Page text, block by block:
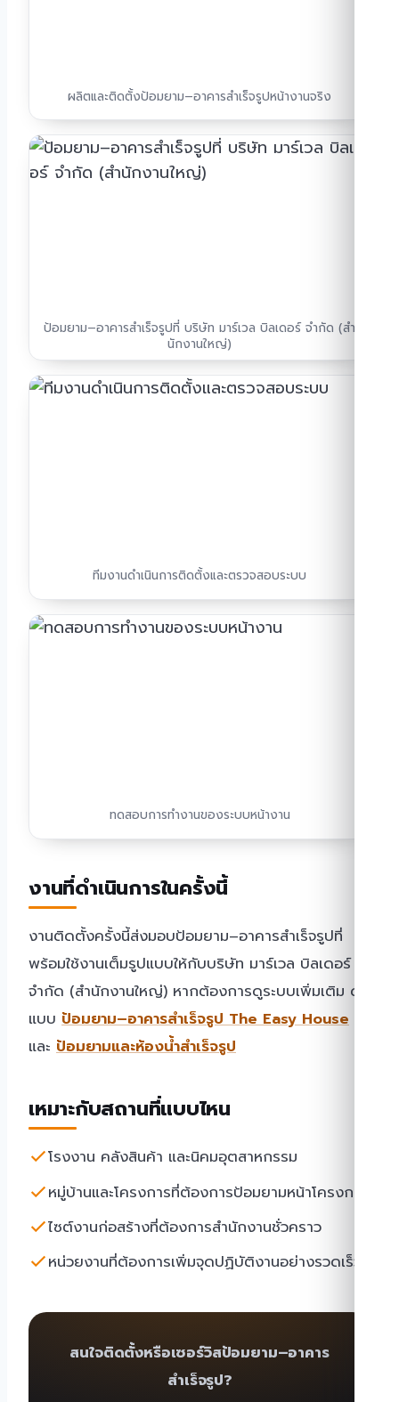
ผลิตและติดตั้งป้อมยาม–อาคารสำเร็จรูปหน้างานจริง
ป้อมยาม–อาคารสำเร็จรูปที่ บริษัท มาร์เวล บิลเดอร์ จํากัด (สํา
นักงานใหญ่)
ทีมงานดำเนินการติดตั้งและตรวจสอบระบบ
ทดสอบการทำงานของระบบหน้างาน
งานที่ดำเนินการในครั้งนี้
งานติดตั้งครั้งนี้ส่งมอบป้อมยาม–อาคารสำเร็จรูปที่
พร้อมใช้งานเต็มรูปแบบให้กับบริษัท มาร์เวล บิลเดอร์
จํากัด (สํานักงานใหญ่) หากต้องการดูระบบเพิ่มเติม ดู
แบบ ป้อมยาม–อาคารสำเร็จรูป The Easy House
และ ป้อมยามและห้องน้ำสำเร็จรูป
เหมาะกับสถานที่แบบไหน
โรงงาน คลังสินค้า และนิคมอุตสาหกรรม
หมู่บ้านและโครงการที่ต้องการป้อมยามหน้าโครงการ
ไซต์งานก่อสร้างที่ต้องการสำนักงานชั่วคราว
หน่วยงานที่ต้องการเพิ่มจุดปฏิบัติงานอย่างรวดเร็ว
สนใจติดตั้งหรือเซอร์วิสป้อมยาม–อาคาร
สำเร็จรูป?